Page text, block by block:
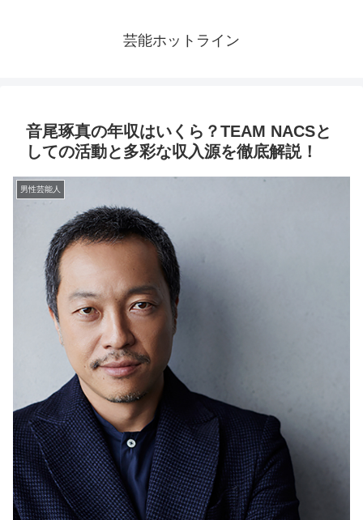
芸能ホットライン
音尾琢真の年収はいくら？TEAM NACSと
しての活動と多彩な収入源を徹底解説！
男性芸能人